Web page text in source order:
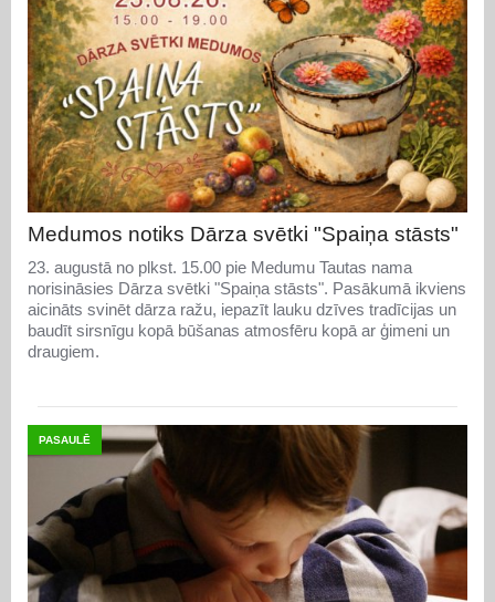
Medumos notiks Dārza svētki "Spaiņa stāsts"
23. augustā no plkst. 15.00 pie Medumu Tautas nama
norisināsies Dārza svētki "Spaiņa stāsts". Pasākumā ikviens
aicināts svinēt dārza ražu, iepazīt lauku dzīves tradīcijas un
baudīt sirsnīgu kopā būšanas atmosfēru kopā ar ģimeni un
draugiem.
PASAULĒ